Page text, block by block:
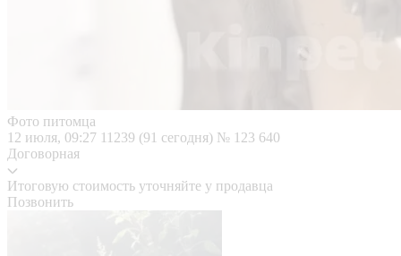
Фото питомца
12 июля, 09:27 11239 (91 сегодня) № 123 640
Договорная
Итоговую стоимость уточняйте у продавца
Позвонить